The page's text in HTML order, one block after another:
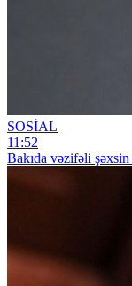
SOSİAL
11:52
Bakıda vəzifəli şəxsin